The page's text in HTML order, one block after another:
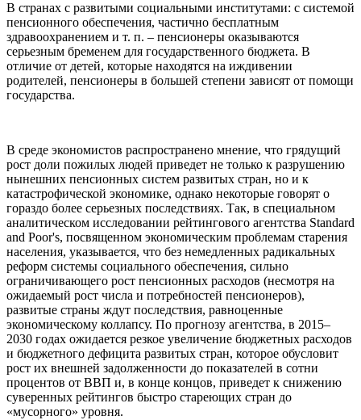
В странах с развитыми социальными институтами: с системой
пенсионного обеспечения, частично бесплатным
здравоохранением и т. п. – пенсионеры оказываются
серьезным бременем для государственного бюджета. В
отличие от детей, которые находятся на иждивении
родителей, пенсионеры в большей степени зависят от помощи
государства.
В среде экономистов распространено мнение, что грядущий
рост доли пожилых людей приведет не только к разрушению
нынешних пенсионных систем развитых стран, но и к
катастрофической экономике, однако некоторые говорят о
гораздо более серьезных последствиях. Так, в специальном
аналитическом исследовании рейтингового агентства Standard
and Poor's, посвященном экономическим проблемам старения
населения, указывается, что без немедленных радикальных
реформ системы социального обеспечения, сильно
ограничивающего рост пенсионных расходов (несмотря на
ожидаемый рост числа и потребностей пенсионеров),
развитые страны ждут последствия, равноценные
экономическому коллапсу. По прогнозу агентства, в 2015–
2030 годах ожидается резкое увеличение бюджетных расходов
и бюджетного дефицита развитых стран, которое обусловит
рост их внешней задолженности до показателей в сотни
процентов от ВВП и, в конце концов, приведет к снижению
суверенных рейтингов быстро стареющих стран до
«мусорного» уровня.